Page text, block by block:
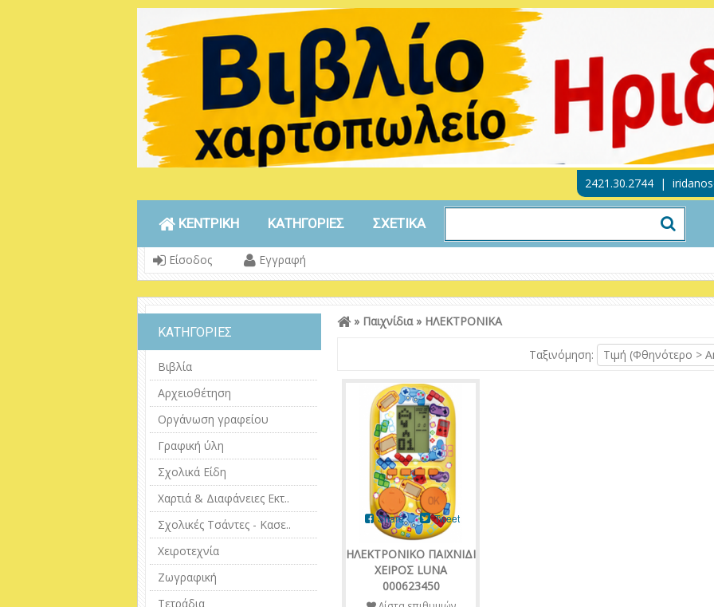
2421.30.2744 |
ΚΕΝΤΡΙΚΗ ΚΑΤΗΓΟΡΙΕΣ ΣΧΕΤΙΚΑ
Είσοδος Εγγραφή
ΚΑΤΗΓΟΡΙΕΣ
Βιβλία
Αρχειοθέτηση
Οργάνωση γραφείου
Γραφική ύλη
Σχολικά Είδη
Χαρτιά & Διαφάνειες Εκτ..
Σχολικές Τσάντες - Κασε..
Χειροτεχνία
Ζωγραφική
Τετράδια
» Παιχνίδια» ΗΛΕΚΤΡΟΝΙΚΑ
Ταξινόμηση: Τιμή (Φθηνότερο >
ΗΛΕΚΤΡΟΝΙΚΟ ΠΑΙΧΝΙΔΙ
ΧΕΙΡΟΣ LUNA
000623450
Share Tweet